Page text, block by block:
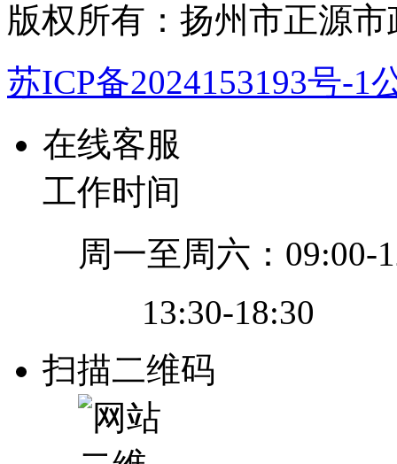
版权所有：扬州市正源
苏ICP备2024153193号-1
在线客服
工作时间
周一至周六：09:00-
13:30-18:30
扫描二维码